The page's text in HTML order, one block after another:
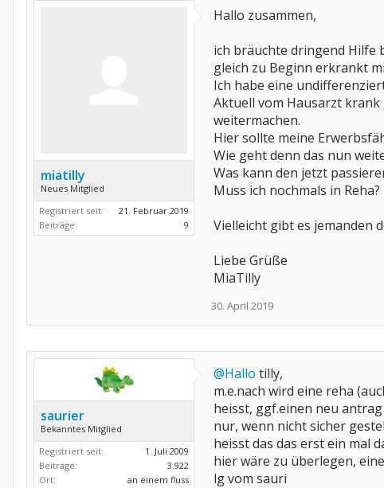
miatilly
Neues Mitglied
Registriert seit:
21. Februar 2019
Beiträge:
9
Hallo zusammen,
ich bräuchte dringend Hilfe
gleich zu Beginn erkrankt
Ich habe eine
Aktuell vom Hausarzt
weitermachen.
Hier sollte meine
Wie geht denn das nun
Was kann den jetzt
Muss ich nochmals in Reha?
Vielleicht gibt es jemanden
Liebe Grüße
MiaTilly
30. April 2019
saurier
Bekanntes Mitglied
Registriert seit:
1. Juli 2009
Beiträge:
3.922
Ort:
an einem fluss
@Hallo tilly,
m.e.nach wird eine reha
heisst, ggf.einen neu
nur, wenn nicht sicher
heisst das das erst ein mal
hier wäre zu überlegen,
lg vom sauri